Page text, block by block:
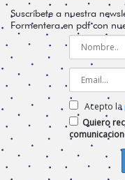
Suscríbete a nuestra
Formentera en pdf con
Acepto la
Quiero